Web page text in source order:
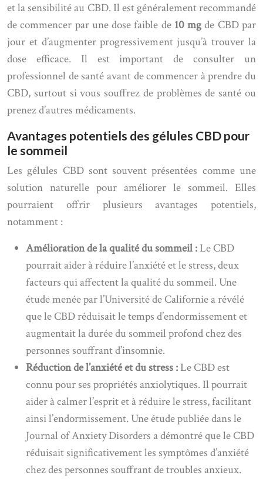
et la sensibilité au CBD. Il est généralement recommandé
de commencer par une dose faible de 10 mgde CBD par
jour et d’augmenter progressivement jusqu’à trouver la
dose efficace. Il est important de consulter un
professionnel de santé avant de commencer à prendre du
CBD, surtout si vous souffrez de problèmes de santé ou
prenez d’autres médicaments.
Avantages potentiels des gélules CBD pour
le sommeil
Les gélules CBD sont souvent présentées comme une
solution naturelle pour améliorer le sommeil. Elles
pourraient offrir plusieurs avantages potentiels,
notamment :
Amélioration de la qualité du sommeil : Le CBD
pourrait aider à réduire l’anxiété et le stress, deux
facteurs qui affectent la qualité du sommeil. Une
étude menée par l’Université de Californie a révélé
que le CBD réduisait le temps d’endormissement et
augmentait la durée du sommeil profond chez des
personnes souffrant d’insomnie.
Réduction de l’anxiété et du stress : Le CBD est
connu pour ses propriétés anxiolytiques. Il pourrait
aider à calmer l’esprit et à réduire le stress, facilitant
ainsi l’endormissement. Une étude publiée dans le
Journal of Anxiety Disorders a démontré que le CBD
réduisait significativement les symptômes d’anxiété
chez des personnes souffrant de troubles anxieux.